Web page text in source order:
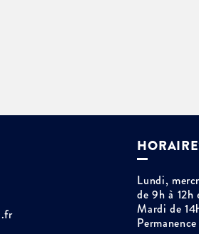
Lundi,
de 9h à 12h
Mardi de